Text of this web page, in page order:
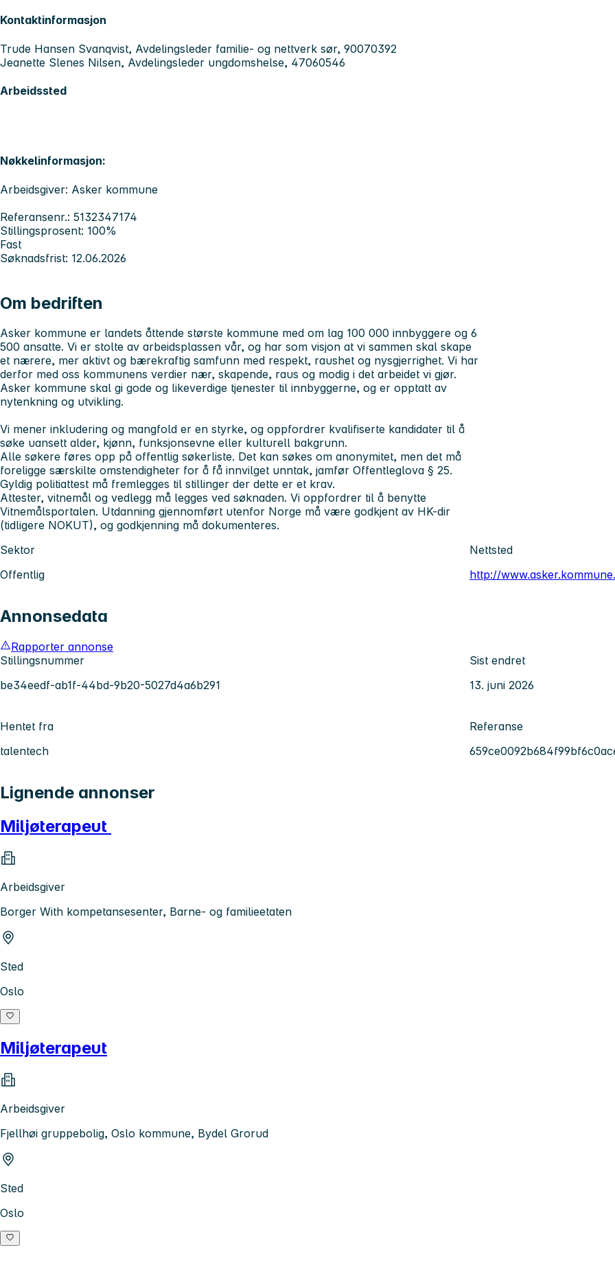
Kontaktinformasjon
Trude Hansen Svanqvist, Avdelingsleder familie- og nettverk sør, 90070392
Jeanette Slenes Nilsen, Avdelingsleder ungdomshelse, 47060546
Arbeidssted
Nøkkelinformasjon:
Arbeidsgiver: Asker kommune
Referansenr.: 5132347174
Stillingsprosent: 100%
Fast
Søknadsfrist: 12.06.2026
Om bedriften
Asker kommune er landets åttende største kommune med om lag 100 000 innbyggere og 6
500 ansatte. Vi er stolte av arbeidsplassen vår, og har som visjon at vi sammen skal skape
et nærere, mer aktivt og bærekraftig samfunn med respekt, raushet og nysgjerrighet. Vi har
derfor med oss kommunens verdier nær, skapende, raus og modig i det arbeidet vi gjør.
Asker kommune skal gi gode og likeverdige tjenester til innbyggerne, og er opptatt av
nytenkning og utvikling.
Vi mener inkludering og mangfold er en styrke, og oppfordrer kvalifiserte kandidater til å
søke uansett alder, kjønn, funksjonsevne eller kulturell bakgrunn.
Alle søkere føres opp på offentlig søkerliste. Det kan søkes om anonymitet, men det må
foreligge særskilte omstendigheter for å få innvilget unntak, jamfør Offentleglova § 25.
Gyldig politiattest må fremlegges til stillinger der dette er et krav.
Attester, vitnemål og vedlegg må legges ved søknaden. Vi oppfordrer til å benytte
Vitnemålsportalen. Utdanning gjennomført utenfor Norge må være godkjent av HK-dir
(tidligere NOKUT), og godkjenning må dokumenteres.
Sektor
Offentlig
Nettsted
http://
Annonsedata
Rapporter annonse
Stillingsnummer
be34eedf-ab1f-44bd-9b20-5027d4a6b291
Sist endret
13. juni 2026
Hentet fra
talentech
Referanse
Lignende annonser
Miljøterapeut
Arbeidsgiver
Borger With kompetansesenter, Barne- og familieetaten
Sted
Oslo
Miljøterapeut
Arbeidsgiver
Fjellhøi gruppebolig, Oslo kommune, Bydel Grorud
Sted
Oslo